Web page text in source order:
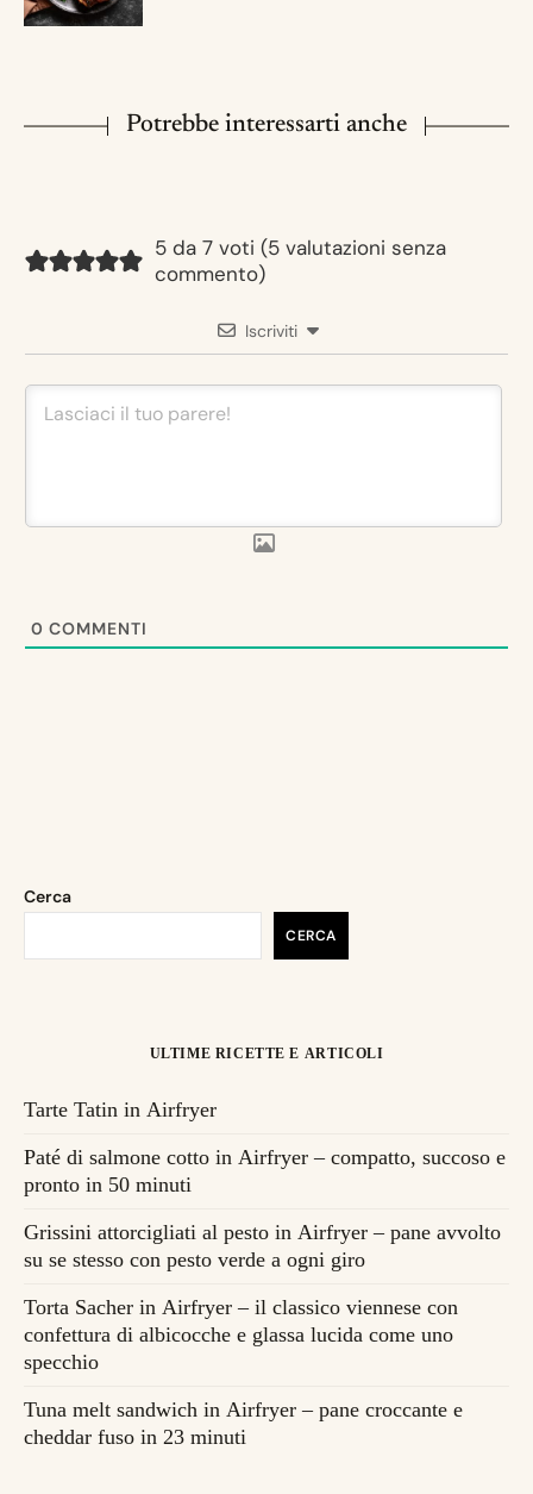
Potrebbe interessarti anche
5 da 7 voti (5 valutazioni senza
commento)
Iscriviti
0 COMMENTI
Cerca
CERCA
ULTIME RICETTE E ARTICOLI
Tarte Tatin in Airfryer
Paté di salmone cotto in Airfryer – compatto, succoso e
pronto in 50 minuti
Grissini attorcigliati al pesto in Airfryer – pane avvolto
su se stesso con pesto verde a ogni giro
Torta Sacher in Airfryer – il classico viennese con
confettura di albicocche e glassa lucida come uno
specchio
Tuna melt sandwich in Airfryer – pane croccante e
cheddar fuso in 23 minuti